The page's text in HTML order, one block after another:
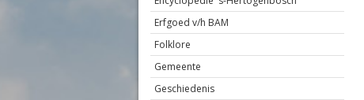
Erfgoed v/h BAM
Folklore
Gemeente
Geschiedenis